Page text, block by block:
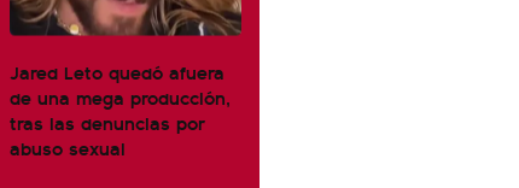
Jared Leto quedó afuera
de una mega producción,
tras las denuncias por
abuso sexual